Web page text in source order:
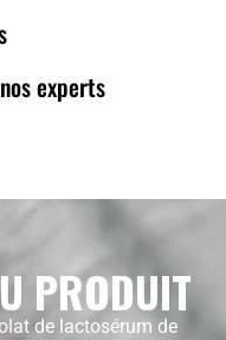
experts
PRODUIT
de lactosérum de